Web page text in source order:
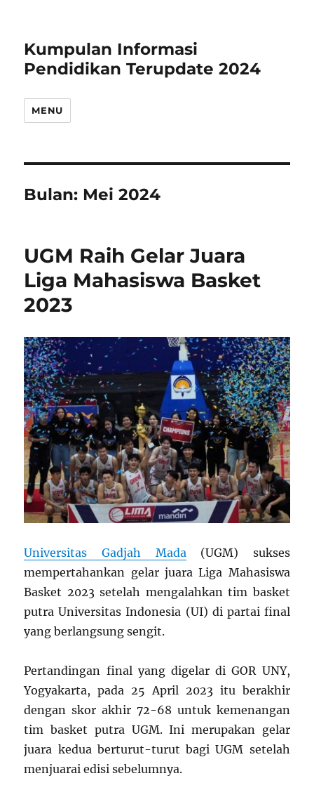
Kumpulan Informasi
Pendidikan Terupdate 2024
MENU
Bulan: Mei 2024
UGM Raih Gelar Juara
Liga Mahasiswa Basket
2023
Universitas Gadjah Mada(UGM) sukses
mempertahankan gelar juara Liga Mahasiswa
Basket 2023 setelah mengalahkan tim basket
putra Universitas Indonesia (UI) di partai final
yang berlangsung sengit.
Pertandingan final yang digelar di GOR UNY,
Yogyakarta, pada 25 April 2023 itu berakhir
dengan skor akhir 72-68 untuk kemenangan
tim basket putra UGM. Ini merupakan gelar
juara kedua berturut-turut bagi UGM setelah
menjuarai edisi sebelumnya.